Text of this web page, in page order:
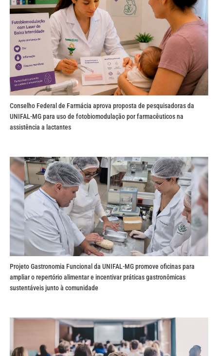
Conselho Federal de Farmácia aprova proposta de pesquisadoras da
UNIFAL-MG para uso de fotobiomodulação por farmacêuticos na
assistência a lactantes
Projeto Gastronomia Funcional da UNIFAL-MG promove oficinas para
ampliar o repertório alimentar e incentivar práticas gastronômicas
sustentáveis junto à comunidade